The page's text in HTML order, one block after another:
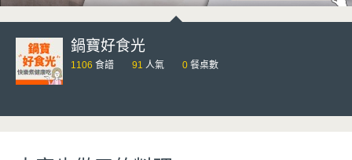
鍋寶好食光
1106 食譜 91 人氣 0 餐桌數